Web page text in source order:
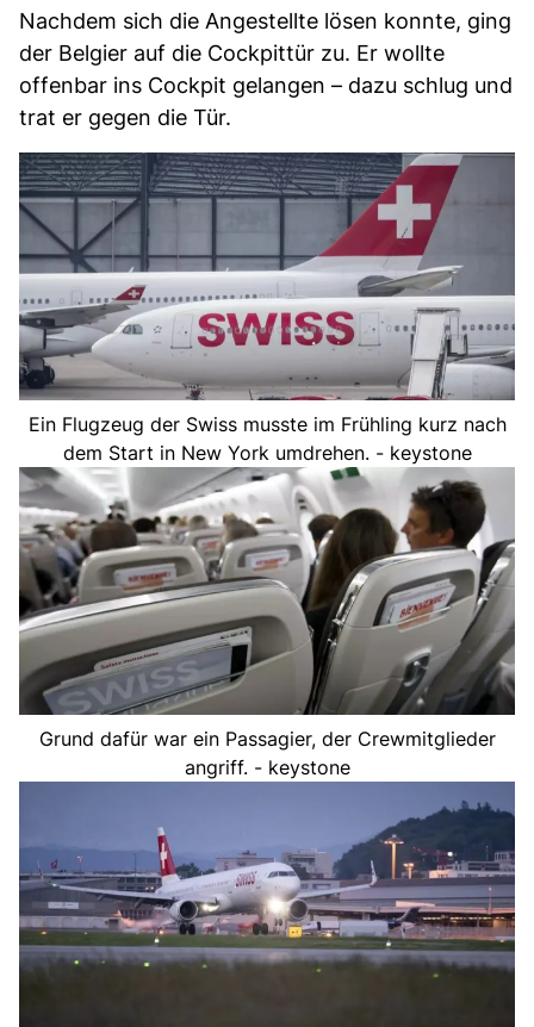
Nachdem sich die Angestellte lösen konnte, ging
der Belgier auf die Cockpittür zu. Er wollte
offenbar ins Cockpit gelangen – dazu schlug und
trat er gegen die Tür.
Ein Flugzeug der Swiss musste im Frühling kurz nach
dem Start in New York umdrehen. - keystone
Grund dafür war ein Passagier, der Crewmitglieder
angriff. - keystone